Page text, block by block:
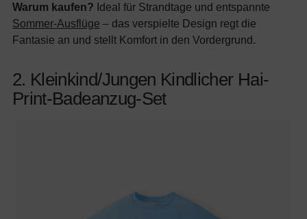
Warum kaufen? Ideal für Strandtage und entspannte
Sommer-Ausflüge – das verspielte Design regt die
Fantasie an und stellt Komfort in den Vordergrund.
2. Kleinkind/Jungen Kindlicher Hai-
Print-Badeanzug-Set